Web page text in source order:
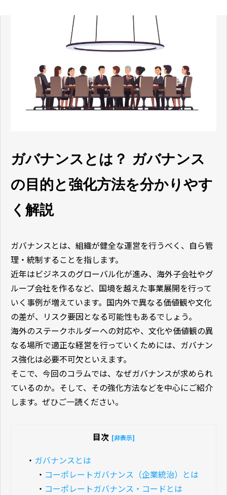
ガバナンスとは？ ガバナンス
の目的と強化方法を分かりやす
く解説
ガバナンスとは、組織が健全な運営を行うべく、自ら管
理・統制することを指します。
近年はビジネスのグローバル化が進み、海外子会社やグ
ループ会社を作るなど、国境を越えた事業展開を行って
いく事例が増えています。国内外で異なる価値観や文化
の差が、リスク要因となる可能性もあるでしょう。
海外のステークホルダーへの対応や、文化や価値観の異
なる場所で適正な経営を行っていくためには、ガバナン
ス強化は必要不可欠といえます。
そこで、今回のコラムでは、なぜガバナンスが求められ
ているのか。そして、その強化方法などを中心にご紹介
します。ぜひご一読ください。
目次 [非表示]
・ ガバナンスとは
・ コーポレートガバナンス（企業統治）とは
・ コーポレートガバナンス・コードとは